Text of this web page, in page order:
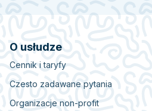
O usłudze
Cennik i taryfy
Czesto zadawane pytania
Organizacje non-profit